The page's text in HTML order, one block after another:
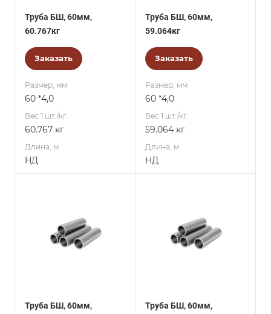
Труба БШ, 60мм,
60.767кг
Заказать
Размер, мм
60 *4,0
Вес 1 шт./кг.
60.767 кг
Длина, м
НД
Труба БШ, 60мм,
59.064кг
Заказать
Размер, мм
60 *4,0
Вес 1 шт./кг.
59.064 кг
Длина, м
НД
Труба БШ, 60мм,
Труба БШ, 60мм,